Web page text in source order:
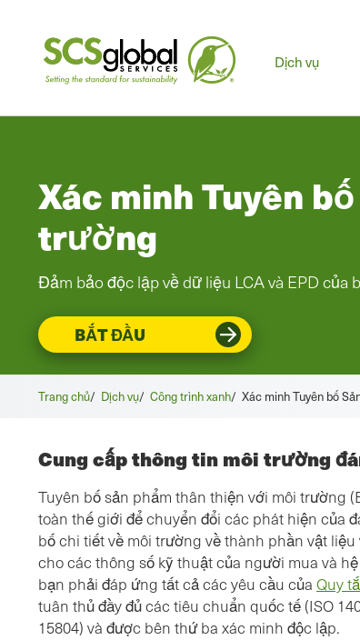
Dịch vụ
Xác minh Tuyên
trường
Đảm bảo độc lập về dữ liệu LCA và EPD của
BẮT ĐẦU
Trang chủ/ Dịch vụ/ Công trình xanh/ Xác minh Tuyên bố
Cung cấp thông tin môi trường
Tuyên bố sản phẩm thân thiện với môi trường
toàn thế giới để chuyển đổi các phát hiện của
bố chi tiết về môi trường về thành phần vật
cho các thông số kỹ thuật của người mua và
bạn phải đáp ứng tất cả các yêu cầu của Quy
tuân thủ đầy đủ các tiêu chuẩn quốc tế (ISO
15804) và được bên thứ ba xác minh độc lập.